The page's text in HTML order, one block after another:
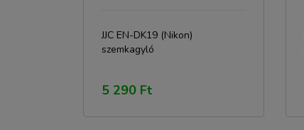
JJC EN-DK19 (Nikon)
szemkagyló
5 290 Ft